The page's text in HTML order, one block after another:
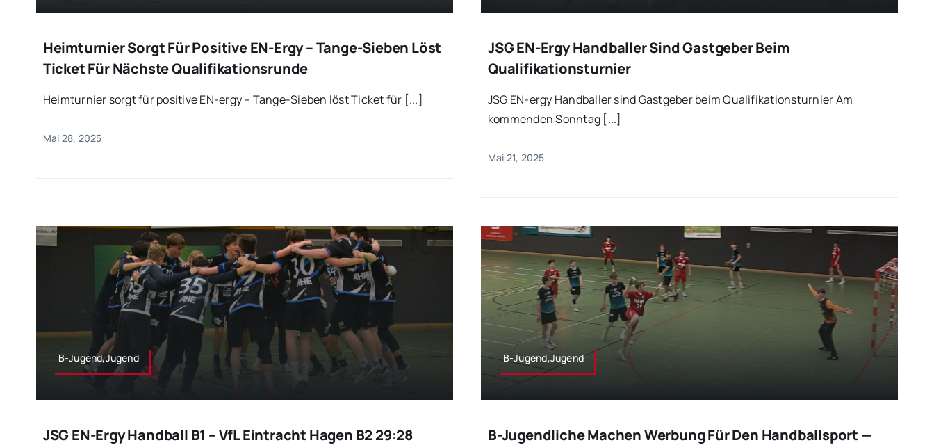
Heimturnier Sorgt Für Positive EN-Ergy – Tange-Sieben Löst
Ticket Für Nächste Qualifikationsrunde
Heimturnier sorgt für positive EN-ergy – Tange-Sieben löst Ticket für [...]
Mai 28, 2025
JSG EN-Ergy Handballer Sind Gastgeber Beim
Qualifikationsturnier
JSG EN-ergy Handballer sind Gastgeber beim Qualifikationsturnier Am
kommenden Sonntag [...]
Mai 21, 2025
B-Jugend,Jugend
JSG EN-Ergy Handball B1 – VfL Eintracht Hagen B2 29:28
B-Jugend,Jugend
B-Jugendliche Machen Werbung Für Den Handballsport —